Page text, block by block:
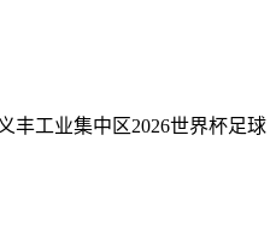
丰工业集中区2026世界杯足球